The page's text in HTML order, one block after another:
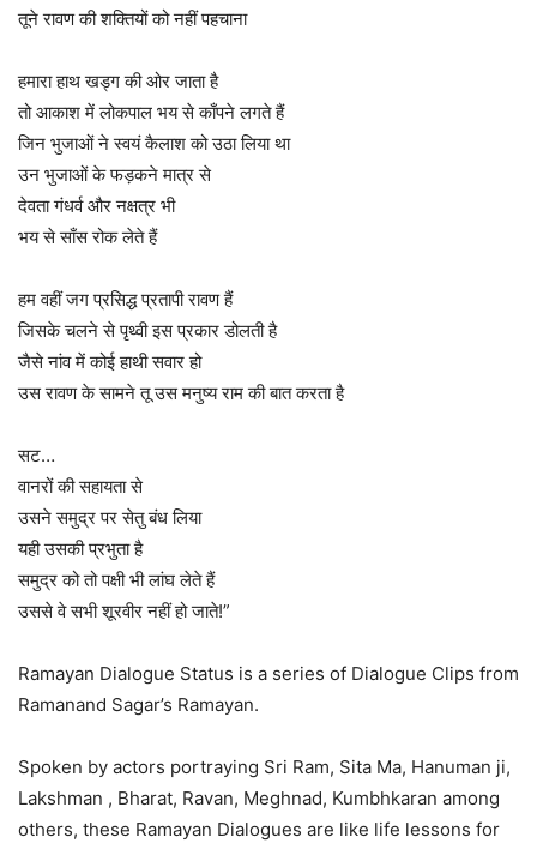
तूने रावण की शक्तियों को नहीं पहचाना
हमारा हाथ खड्ग की ओर जाता है
तो आकाश में लोकपाल भय से काँपने लगते हैं
जिन भुजाओं ने स्वयं कैलाश को उठा लिया था
उन भुजाओं के फड़कने मात्र से
देवता गंधर्व और नक्षत्र भी
भय से साँस रोक लेते हैं
हम वहीं जग प्रसिद्ध प्रतापी रावण हैं
जिसके चलने से पृथ्वी इस प्रकार डोलती है
जैसे नांव में कोई हाथी सवार हो
उस रावण के सामने तू उस मनुष्य राम की बात करता है
सट…
वानरों की सहायता से
उसने समुद्र पर सेतु बंध लिया
यही उसकी प्रभुता है
समुद्र को तो पक्षी भी लांघ लेते हैं
उससे वे सभी शूरवीर नहीं हो जाते!”
Ramayan Dialogue Status is a series of Dialogue Clips from
Ramanand Sagar’s Ramayan.
Spoken by actors portraying Sri Ram, Sita Ma, Hanuman ji,
Lakshman , Bharat, Ravan, Meghnad, Kumbhkaran among
others, these Ramayan Dialogues are like life lessons for